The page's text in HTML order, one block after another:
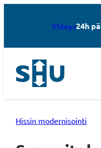
Yhteys24h
Hissin modernisointi